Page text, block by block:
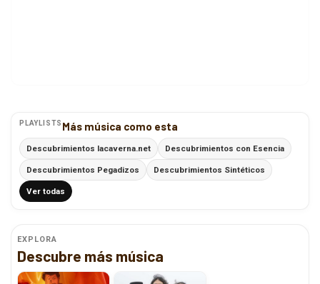
PLAYLISTS Más música como esta
Descubrimientos lacaverna.net Descubrimientos con Esencia
Descubrimientos Pegadizos Descubrimientos Sintéticos
Ver todas
EXPLORA
Descubre más música